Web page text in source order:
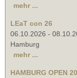
mehr ...
LEaT con 26
06.10.2026 -
Hamburg
mehr ...
HAMBURG OPEN